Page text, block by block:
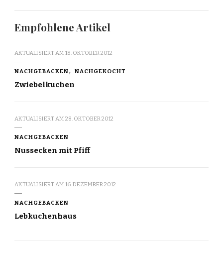
Empfohlene Artikel
AKTUALISIERT AM 18. OKTOBER 2012
NACHGEBACKEN NACHGEKOCHT
Zwiebelkuchen
AKTUALISIERT AM 28. OKTOBER 2012
NACHGEBACKEN
Nussecken mit Pfiff
AKTUALISIERT AM 16. DEZEMBER 2012
NACHGEBACKEN
Lebkuchenhaus